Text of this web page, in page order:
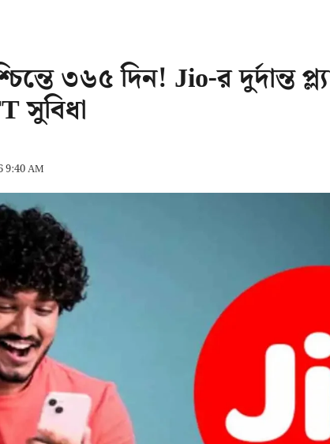
৩৬৫ দিন! Jio-র দুর্দান্ত
সুবিধা
9:40 AM